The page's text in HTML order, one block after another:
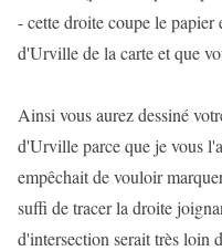
- cette droite coupe le
d'Urville de la carte et que
Ainsi vous aurez dessiné
d'Urville parce que je vous
empêchait de vouloir
suffi de tracer la droite
d'intersection serait très loin